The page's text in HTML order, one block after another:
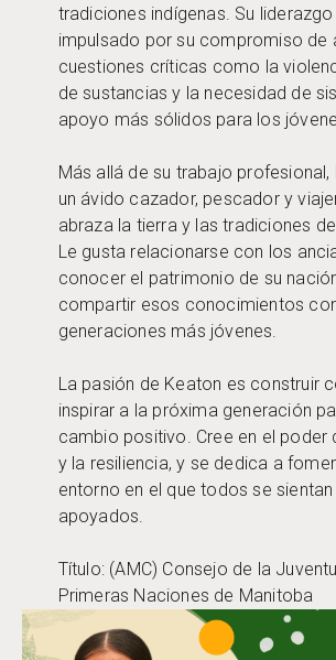
tradiciones indígenas. Su
impulsado por su compromiso de
cuestiones críticas como la
de sustancias y la necesidad de
apoyo más sólidos para los
Más allá de su trabajo profesional,
un ávido cazador, pescador y
abraza la tierra y las tradiciones
Le gusta relacionarse con los
conocer el patrimonio de su
compartir esos conocimientos
generaciones más jóvenes.
La pasión de Keaton es construir
inspirar a la próxima generación
cambio positivo. Cree en el poder
y la resiliencia, y se dedica a
entorno en el que todos se
apoyados.
Título: (AMC) Consejo de la
Primeras Naciones de Manitoba